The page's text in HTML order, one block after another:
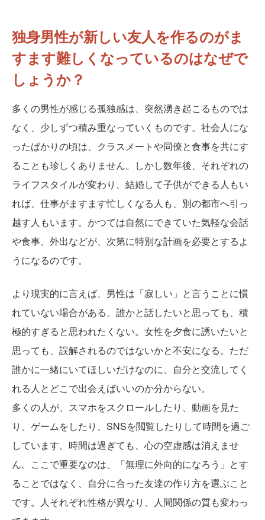
独身男性が新しい友人を作るのがま
すます難しくなっているのはなぜで
しょうか？
多くの男性が感じる孤独感は、突然湧き起こるものでは
なく、少しずつ積み重なっていくものです。社会人にな
ったばかりの頃は、クラスメートや同僚と食事を共にす
ることも珍しくありません。しかし数年後、それぞれの
ライフスタイルが変わり、結婚して子供ができる人もい
れば、仕事がますます忙しくなる人も、別の都市へ引っ
越す人もいます。かつては自然にできていた気軽な会話
や食事、外出などが、次第に特別な計画を必要とするよ
うになるのです。
より現実的に言えば、男性は「寂しい」と言うことに慣
れていない場合がある。誰かと話したいと思っても、積
極的すぎると思われたくない。女性を夕食に誘いたいと
思っても、誤解されるのではないかと不安になる。ただ
誰かに一緒にいてほしいだけなのに、自分と交流してく
れる人とどこで出会えばいいのか分からない。
多くの人が、スマホをスクロールしたり、動画を見た
り、ゲームをしたり、SNSを閲覧したりして時間を過ご
しています。時間は過ぎても、心の空虚感は消えませ
ん。ここで重要なのは、「無理に外向的になろう」とす
ることではなく、自分に合った友達の作り方を選ぶこと
です。人それぞれ性格が異なり、人間関係の質も変わっ